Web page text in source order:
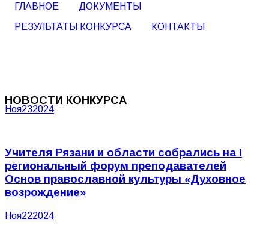
ГЛАВНОЕ
ДОКУМЕНТЫ
РЕЗУЛЬТАТЫ КОНКУРСА
КОНТАКТЫ
НОВОСТИ КОНКУРСА
Ноя232024
Учителя Рязани и области собрались на I
региональный форум преподавателей
Основ православной культуры «Духовное
возрождение»
Ноя222024